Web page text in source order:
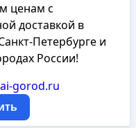
ценам с
доставкой в
Петербурге и
России!
gorod.ru